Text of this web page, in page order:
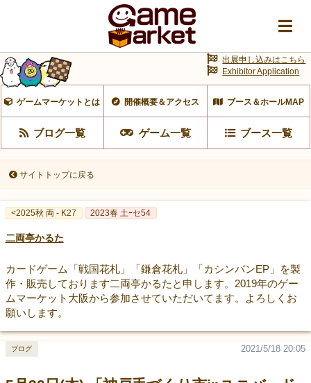
ゲームマーケットとは 開催概要＆アクセス ブース＆ホールMAP
ブログ一覧 ゲーム一覧 ブース一覧
出展申し込みはこちら
Exhibitor Application
サイトトップに戻る
<2025秋 両 - K27 2023春 土ｰセ54
二両亭かるた
カードゲーム「戦国花札」「鎌倉花札」「カシンバンEP」を製
作・販売しております二両亭かるたと申します。2019年のゲー
ムマーケット大阪から参加させていただいてます。よろしくお
願いします。
2021/5/18 20:05
ブログ